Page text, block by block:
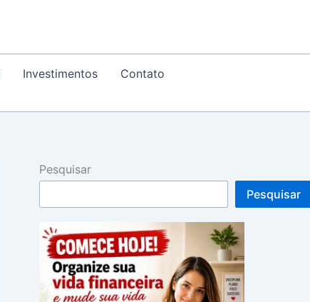
Investimentos
Contato
Pesquisar
Pesquisar